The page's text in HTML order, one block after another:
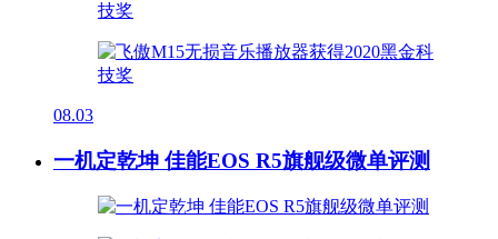
08.03
一机定乾坤 佳能EOS R5旗舰级微单评测